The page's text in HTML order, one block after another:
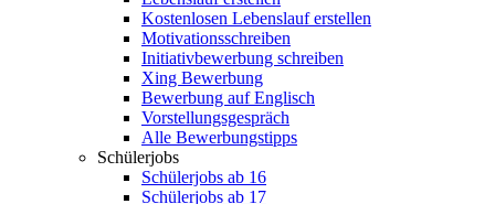
Kostenlosen Lebenslauf erstellen
Motivationsschreiben
Initiativbewerbung schreiben
Xing Bewerbung
Bewerbung auf Englisch
Vorstellungsgespräch
Alle Bewerbungstipps
Schülerjobs
Schülerjobs ab 16
Schülerjobs ab 17